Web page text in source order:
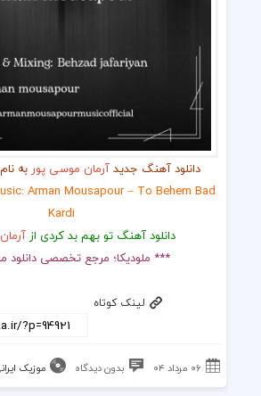
دانلود آهنگ جدیدآرمان موسی پور به
Arman Mousapour – To Behem Bad
Kardi
دانلود آهنگ تو بهم بد کردی از
*** ملودیکا؛ مرجع تخصصی
لینک کوتاه
۰۶ مرداد ۰۴ بدون دیدگاه موزیک